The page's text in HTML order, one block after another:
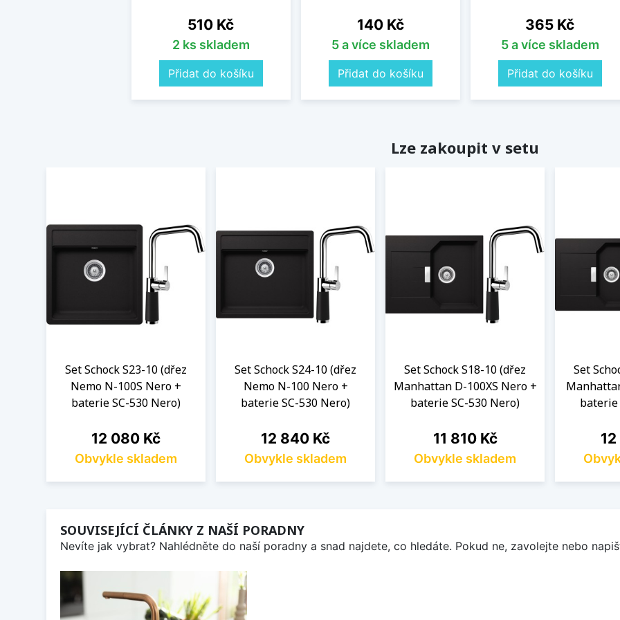
Cena
510 Kč
2 ks skladem
Přidat do košíku
Cena
140 Kč
5 a více skladem
Přidat do košíku
Cena
365 Kč
5 a více skladem
Přidat do košíku
Lze zakoupit v setu
Set Schock S23-10 (dřez
Nemo N-100S Nero +
baterie SC-530 Nero)
Cena
12 080 Kč
Obvykle skladem
Set Schock S24-10 (dřez
Nemo N-100 Nero +
baterie SC-530 Nero)
Cena
12 840 Kč
Obvykle skladem
Set Schock S18-10 (dřez
Manhattan D-100XS Nero +
baterie SC-530 Nero)
Cena
11 810 Kč
Obvykle skladem
Set
baterie
SOUVISEJÍCÍ ČLÁNKY Z NAŠÍ PORADNY
Nevíte jak vybrat? Nahlédněte do naší poradny a snad najdete, co hledáte. Pokud ne, zavolejte nebo